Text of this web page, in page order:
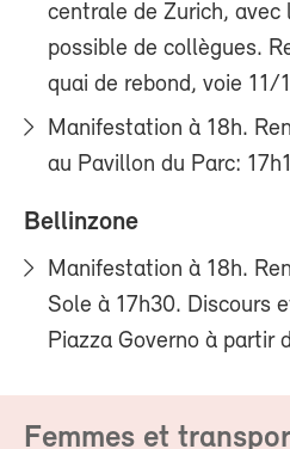
centrale de Zurich, avec
possible de collègues.
quai de rebond, voie 11/
Manifestation à 18h.
au Pavillon du Parc:
Bellinzone
Manifestation à 18h.
Sole à 17h30. Discours
Piazza Governo à partir
Femmes et